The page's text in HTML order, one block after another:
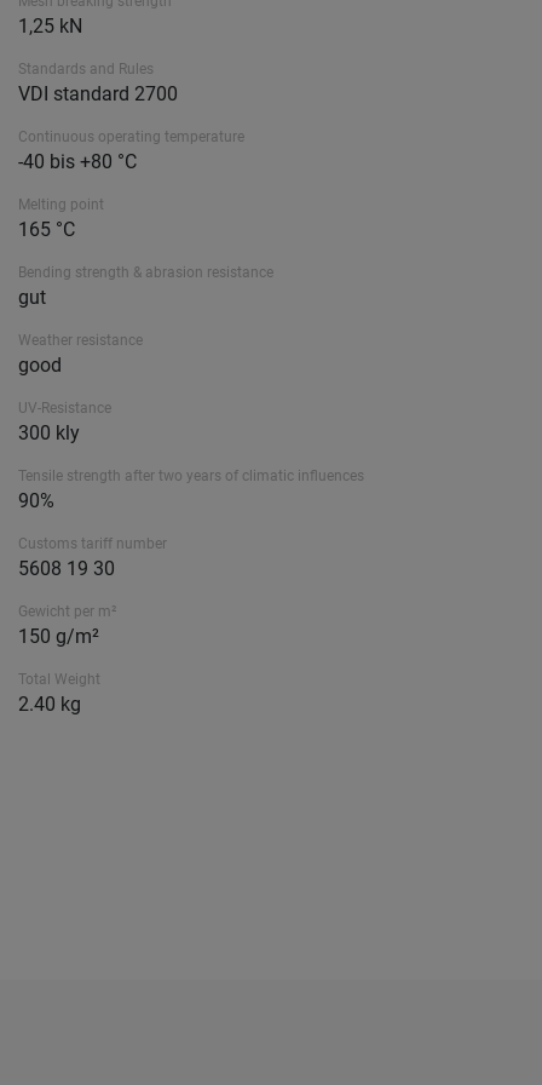
1,25 kN
Standards and Rules
VDI standard 2700
Continuous operating temperature
-40 bis +80 °C
Melting point
165 °C
Bending strength & abrasion resistance
gut
Weather resistance
good
UV-Resistance
300 kly
Tensile strength after two years of climatic influences
90%
Customs tariff number
5608 19 30
Gewicht per m²
150 g/m²
Total Weight
2.40 kg